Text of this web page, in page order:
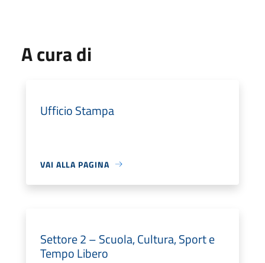
A cura di
Ufficio Stampa
VAI ALLA PAGINA
Settore 2 – Scuola, Cultura, Sport e
Tempo Libero